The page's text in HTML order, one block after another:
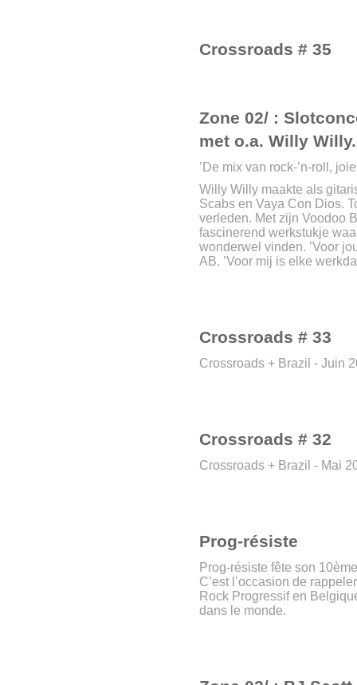
Crossroads # 35
Zone 02/ :
met o.a. Willy
’De mix van rock-’n-roll,
Willy Willy maakte als
Scabs en Vaya Con Dios.
verleden. Met zijn Voodoo
fascinerend werkstukje
wonderwel vinden. ’Voor
AB. ’Voor mij is elke
Crossroads # 33
Crossroads + Brazil - Juin
Crossroads # 32
Crossroads + Brazil - Mai
Prog-résiste
Prog-résiste fête son
C’est l’occasion de
Rock Progressif en
dans le monde.